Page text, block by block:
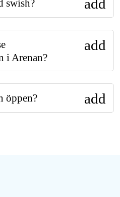
swish? add
i Arenan?
add
öppen? add